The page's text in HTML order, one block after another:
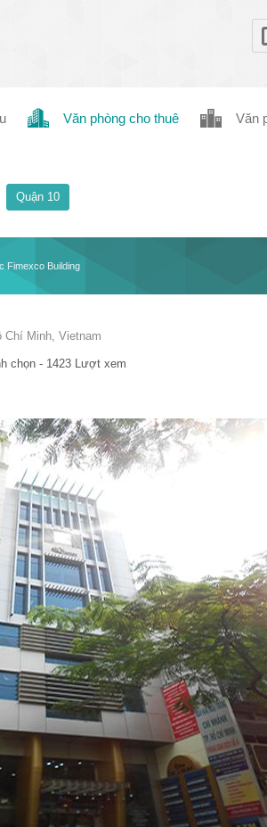
Văn phòng cho thuê Văn
Quận 10
​Fimexco Building
Chí Minh, Vietnam
chọn - 1423 Lượt xem